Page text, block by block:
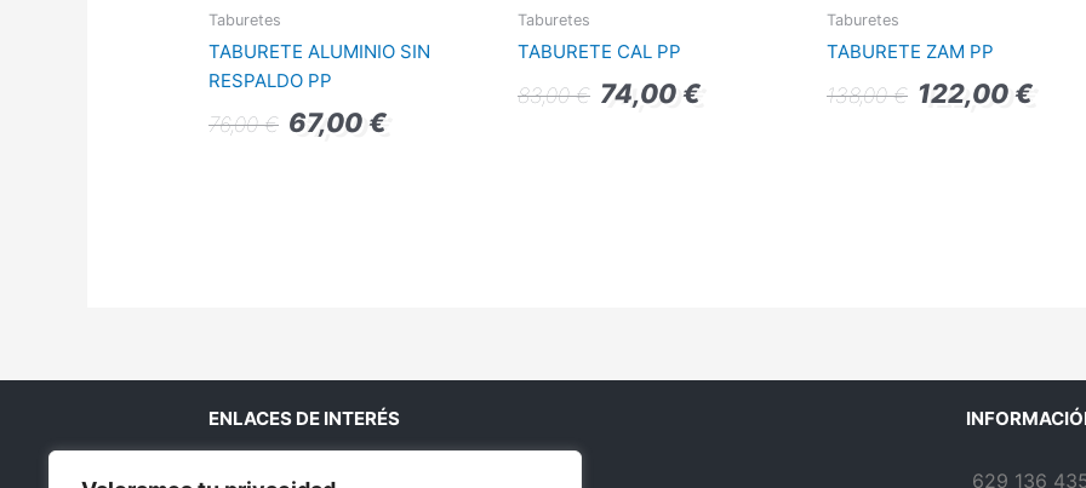
Taburetes
TABURETE ALUMINIO SIN
RESPALDO PP
76,00€ 67,00€
Taburetes
TABURETE CAL PP
83,00€ 74,00€
Taburetes
TABURETE ZAM PP
138,00€ 122,00€
ENLACES DE INTERÉS
Aviso legal
629 136